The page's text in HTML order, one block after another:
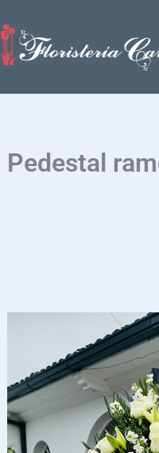
al
contenido
Pedestal